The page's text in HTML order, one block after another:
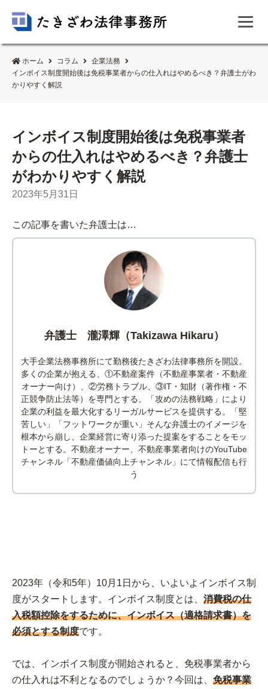
ホーム コラム
企業法務
インボイス制度開始後は免税事業者からの仕入れはやめるべき？弁護士がわ
かりやすく解説
インボイス制度開始後は免税事業者
からの仕入れはやめるべき？弁護士
がわかりやすく解説
2023年5月31日
この記事を書いた弁護士は…
弁護士 瀧澤輝（Takizawa Hikaru）
大手企業法務事務所にて勤務後たきざわ法律事務所を開設。
多くの企業が抱える、①不動産案件（不動産事業者・不動産
オーナー向け）、②労務トラブル、③IT・知財（著作権・不
正競争防止法等）を専門とする。「攻めの法務戦略」により
企業の利益を最大化するリーガルサービスを提供する。「堅
苦しい」「フットワークが重い」そんな弁護士のイメージを
根本から崩し、企業経営に寄り添った提案をすることをモッ
トーとする。不動産オーナー、不動産事業者向けのYouTube
チャンネル「不動産価値向上チャンネル」にて情報配信も行
う
2023年（令和5年）10月1日から、いよいよインボイス制
度がスタートします。インボイス制度とは、 消費税の仕
入税額控除をするために、インボイス（適格請求書）を
必須とする制度です。
では、インボイス制度が開始されると、免税事業者から
の仕入れは不利となるのでしょうか？今回は、 免税事業